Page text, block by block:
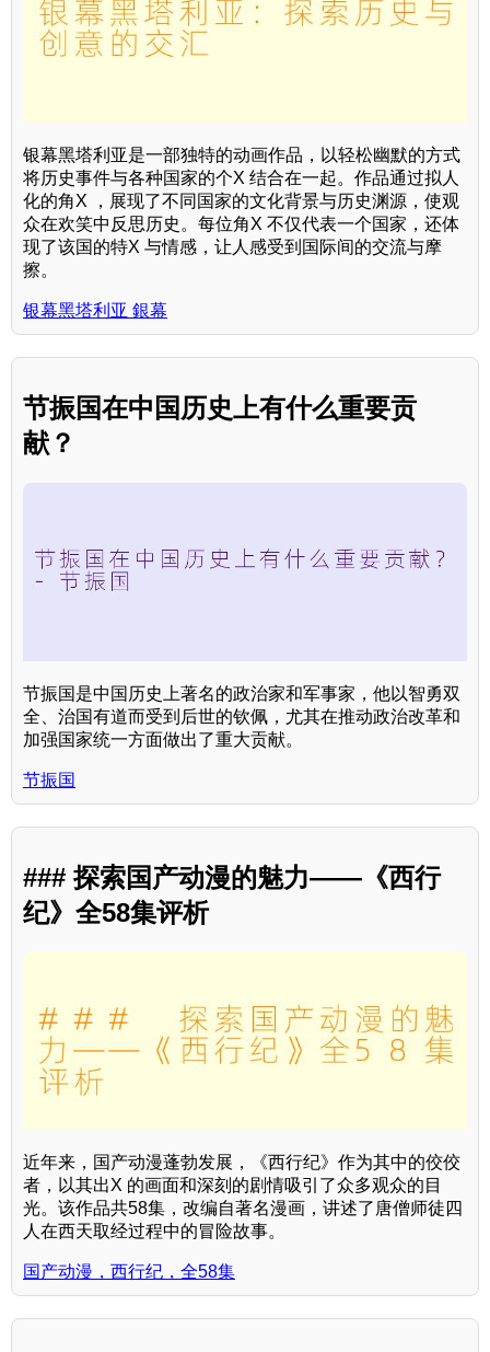
银幕黑塔利亚是一部独特的动画作品，以轻松幽默的方式
将历史事件与各种国家的个X 结合在一起。作品通过拟人
化的角X ，展现了不同国家的文化背景与历史渊源，使观
众在欢笑中反思历史。每位角X 不仅代表一个国家，还体
现了该国的特X 与情感，让人感受到国际间的交流与摩
擦。
银幕黑塔利亚 銀幕
节振国在中国历史上有什么重要贡
献？
节振国是中国历史上著名的政治家和军事家，他以智勇双
全、治国有道而受到后世的钦佩，尤其在推动政治改革和
加强国家统一方面做出了重大贡献。
节振国
### 探索国产动漫的魅力——《西行
纪》全58集评析
近年来，国产动漫蓬勃发展，《西行纪》作为其中的佼佼
者，以其出X 的画面和深刻的剧情吸引了众多观众的目
光。该作品共58集，改编自著名漫画，讲述了唐僧师徒四
人在西天取经过程中的冒险故事。
国产动漫，西行纪，全58集